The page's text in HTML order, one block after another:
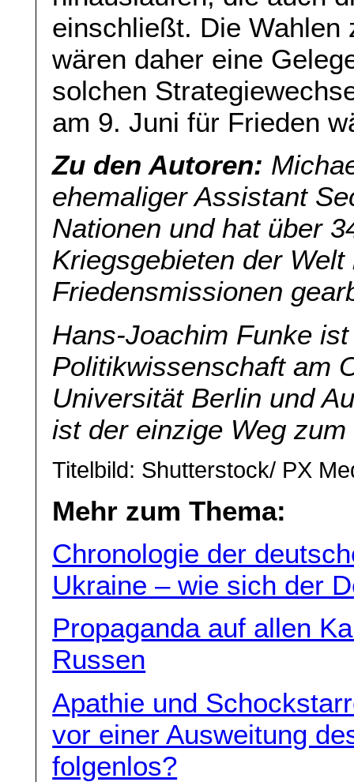
einschließt. Die Wahlen
wären daher eine
solchen
am 9. Juni für Frieden
Zu den Autoren:
ehemaliger Assistant
Nationen und hat über
Kriegsgebieten der
Friedensmissionen
Hans-Joachim Funke
Politikwissenschaft am
Universität Berlin und
ist der einzige Weg
Titelbild: Shutterstock/ PX
Mehr zum Thema:
Chronologie der
Ukraine – wie sich der
Propaganda auf allen
Russen
Apathie und
vor einer Ausweitung
folgenlos?